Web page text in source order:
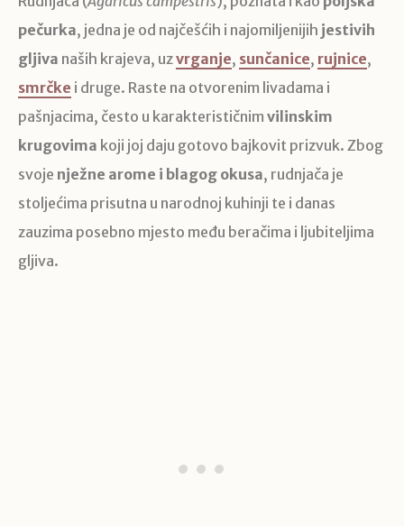
pečurka, jedna je od najčešćih i najomiljenijih jestivih
gljiva naših krajeva, uzvrganje, sunčanice, rujnice,
smrčke i druge. Raste na otvorenim livadama i
pašnjacima, često u karakterističnim vilinskim
krugovima koji joj daju gotovo bajkovit prizvuk. Zbog
svoje nježne arome i blagog okusa, rudnjača je
stoljećima prisutna u narodnoj kuhinji te i danas
zauzima posebno mjesto među beračima i ljubiteljima
gljiva.